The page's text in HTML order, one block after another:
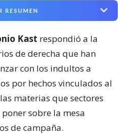
RESUMEN
Kast respondió a la
de derecha que han
con los indultos a
por hechos vinculados al
materias que sectores
sobre la mesa
de campaña.